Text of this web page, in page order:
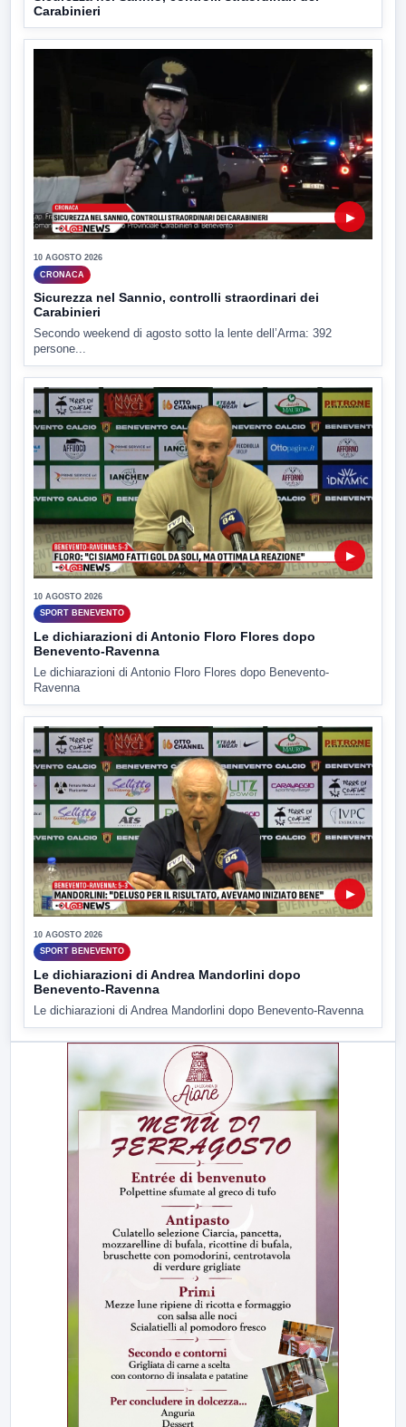
Carabinieri
▶
10 AGOSTO 2026
CRONACA
Sicurezza nel Sannio, controlli straordinari dei
Carabinieri
Secondo weekend di agosto sotto la lente dell’Arma: 392
persone...
▶
10 AGOSTO 2026
SPORT BENEVENTO
Le dichiarazioni di Antonio Floro Flores dopo
Benevento-Ravenna
Le dichiarazioni di Antonio Floro Flores dopo Benevento-
Ravenna
▶
10 AGOSTO 2026
SPORT BENEVENTO
Le dichiarazioni di Andrea Mandorlini dopo
Benevento-Ravenna
Le dichiarazioni di Andrea Mandorlini dopo Benevento-Ravenna